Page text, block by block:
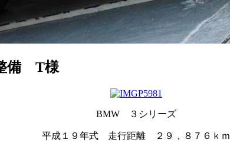
備 T様
BMW ３シリーズ
平成１９年式 走行距離 ２９，８７６ｋｍ